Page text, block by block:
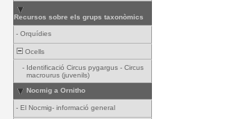
Recursos sobre els grups taxonòmics
- Orquídies
Ocells
- Identificació Circus pygargus - Circus
macrourus (juvenils)
Nocmig a Ornitho
- El Nocmig- informació general